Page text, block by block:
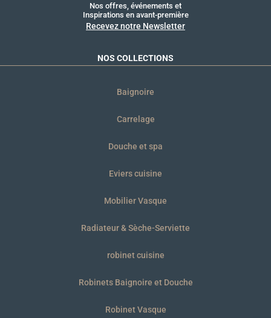
Nos offres, événements et
Inspirations en avant-première
Recevez notre Newsletter
NOS COLLECTIONS
Baignoire
Carrelage
Douche et spa
Eviers cuisine
Mobilier Vasque
Radiateur & Sèche-Serviette
robinet cuisine
Robinets Baignoire et Douche
Robinet Vasque